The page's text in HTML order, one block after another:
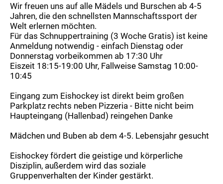
Trainingszeiten
U12 Jahrgang 2015/16 Mädchen 2014
Kader
Betreuer
Trainingszeiten
Kader
Betreuer
Trainingszeiten
3.Platz NÖ. Landesmeisterschaft 2026
Kader
Wir freuen uns auf alle Mädels und Burschen ab 4-5
Jahren, die den schnellsten Mannschaftssport der
Welt erlernen möchten.
Für das Schnuppertraining (3 Woche Gratis) ist keine
Anmeldung notwendig - einfach Dienstag oder
Donnerstag vorbeikommen ab 17:30 Uhr
Eiszeit 18:15-19:00 Uhr, Fallweise Samstag 10:00-
10:45
Eingang zum Eishockey ist direkt beim großen
Parkplatz rechts neben Pizzeria - Bitte nicht beim
Haupteingang (Hallenbad) reingehen Danke
Mädchen und Buben ab dem 4-5. Lebensjahr gesucht
Eishockey fördert die geistige und körperliche
Disziplin, außerdem wird das soziale
Gruppenverhalten der Kinder gestärkt.